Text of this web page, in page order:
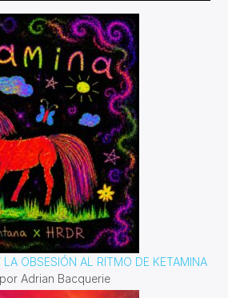
LA OBSESIÓN AL RITMO DE KETAMINA
por Adrian Bacquerie